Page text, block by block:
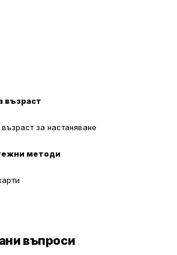
възраст
за настаняване
методи
въпроси